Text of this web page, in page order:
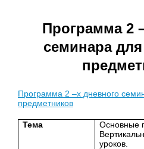
Программа 2
семинара
Программа 2 –х дневного
предметников
Тема
Основные
уроков.